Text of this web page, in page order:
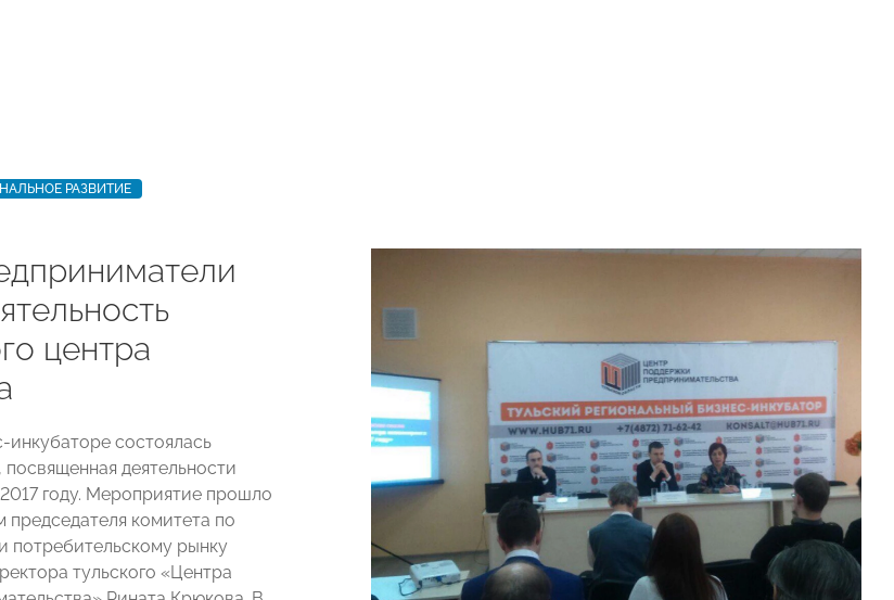
РАЗВИТИЕ
центра
инкубаторе состоялась
посвященная деятельности
году. Мероприятие прошло
председателя комитета по
потребительскому рынку
тульского «Центра